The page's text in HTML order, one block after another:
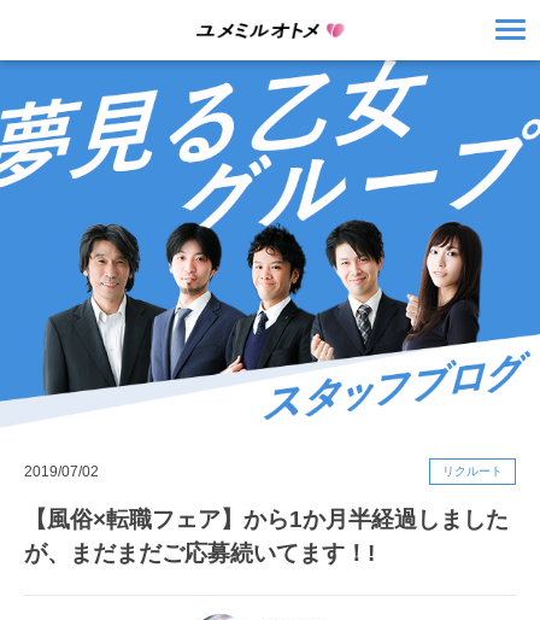
2019/07/02 リクルート
【風俗×転職フェア】から1か月半経過しました
が、まだまだご応募続いてます！!